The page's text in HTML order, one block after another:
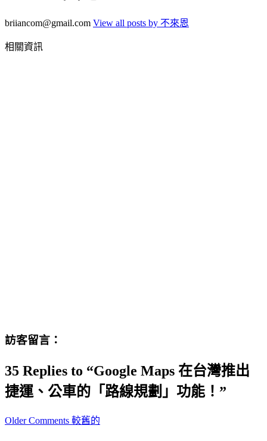
briiancom@gmail.com View all posts by 不來恩
相關資訊
訪客留言：
35 Replies to “Google Maps 在台灣推出
捷運、公車的「路線規劃」功能！”
Comment
Older Comments 較舊的